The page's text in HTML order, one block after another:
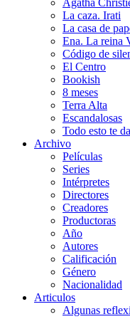
Agatha
La caza. Irati
La casa de
Ena. La reina
Código de
El Centro
Bookish
8 meses
Terra Alta
Escandalosas
Todo esto te
Archivo
Películas
Series
Intérpretes
Directores
Creadores
Productoras
Año
Autores
Calificación
Género
Nacionalidad
Articulos
Algunas